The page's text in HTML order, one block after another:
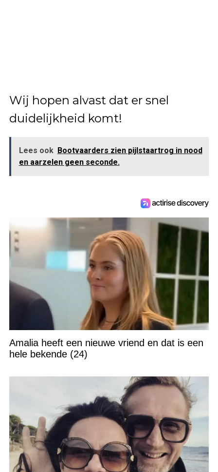
Wij hopen alvast dat er snel
duidelijkheid komt!
Lees ook Bootvaarders zien pijlstaartrog in nood
en aarzelen geen seconde.
Amalia heeft een nieuwe vriend en dat is een
hele bekende (24)